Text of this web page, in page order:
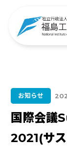
お知らせ
国際会
2021(サ